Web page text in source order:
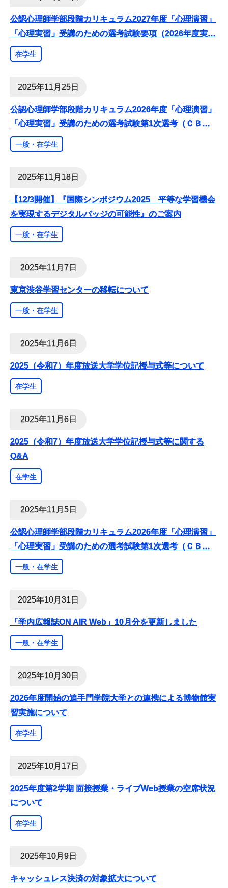
公認心理師学部段階カリキュラム2027年度「心理演習」
「心理実習」受講のための選考試験要項（2026年度実…
在学生
2025年11月25日
公認心理師学部段階カリキュラム2026年度「心理演習」
「心理実習」受講のための選考試験第1次選考（ＣＢ …
一般・在学生
2025年11月18日
【12/3開催】『国際シンポジウム2025 平等な学習機会
を実現するデジタルバッジの可能性』のご案内
一般・在学生
2025年11月7日
東京渋谷学習センターの移転について
一般・在学生
2025年11月6日
2025（令和7）年度放送大学学位記授与式等について
在学生
2025年11月6日
2025（令和7）年度放送大学学位記授与式等に関する
Q&A
在学生
2025年11月5日
公認心理師学部段階カリキュラム2026年度「心理演習」
「心理実習」受講のための選考試験第1次選考（ＣＢ …
一般・在学生
2025年10月31日
「学内広報誌ON AIR Web」10月分を更新しました
一般・在学生
2025年10月30日
2026年度開始の追手門学院大学との連携による博物館実
習実施について
在学生
2025年10月17日
2025年度第2学期 面接授業・ライブWeb授業の空席状況
について
在学生
2025年10月9日
キャッシュレス決済の対象拡大について